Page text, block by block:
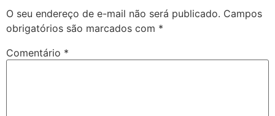
O seu endereço de e-mail não será publicado. Campos
obrigatórios são marcados com *
Comentário *